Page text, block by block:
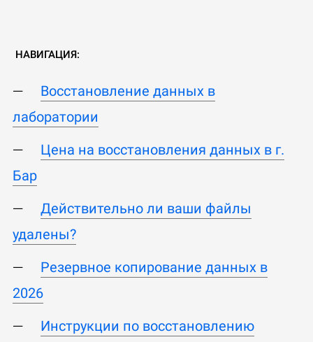
НАВИГАЦИЯ:
Восстановление данных в
лаборатории
Цена на восстановления данных в г.
Бар
Действительно ли ваши файлы
удалены?
Резервное копирование данных в
2026
Инструкции по восстановлению